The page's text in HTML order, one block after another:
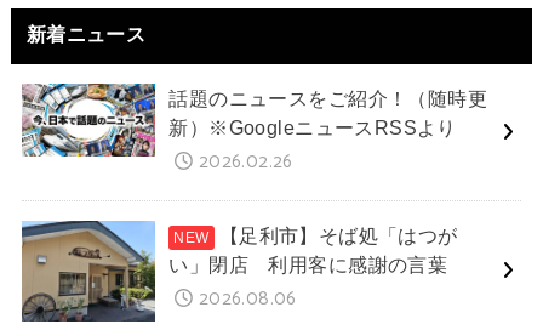
新着ニュース
話題のニュースをご紹介！（随時更
新）※GoogleニュースRSSより
2026.02.26
【足利市】そば処「はつが
い」閉店 利用客に感謝の言葉
2026.08.06